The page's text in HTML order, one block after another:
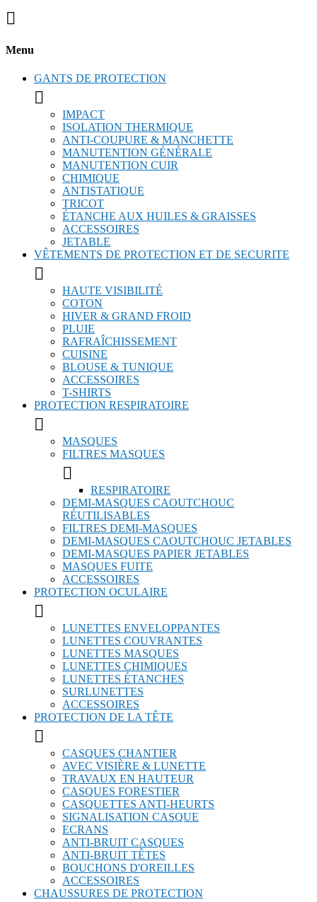

Menu
GANTS DE PROTECTION

IMPACT
ISOLATION THERMIQUE
ANTI-COUPURE & MANCHETTE
MANUTENTION GÉNÉRALE
MANUTENTION CUIR
CHIMIQUE
ANTISTATIQUE
TRICOT
ÉTANCHE AUX HUILES & GRAISSES
ACCESSOIRES
JETABLE
VÊTEMENTS DE PROTECTION ET DE SECURITE

HAUTE VISIBILITÉ
COTON
HIVER & GRAND FROID
PLUIE
RAFRAÎCHISSEMENT
CUISINE
BLOUSE & TUNIQUE
ACCESSOIRES
T-SHIRTS
PROTECTION RESPIRATOIRE

MASQUES
FILTRES MASQUES

RESPIRATOIRE
DEMI-MASQUES CAOUTCHOUC
RÉUTILISABLES
FILTRES DEMI-MASQUES
DEMI-MASQUES CAOUTCHOUC JETABLES
DEMI-MASQUES PAPIER JETABLES
MASQUES FUITE
ACCESSOIRES
PROTECTION OCULAIRE

LUNETTES ENVELOPPANTES
LUNETTES COUVRANTES
LUNETTES MASQUES
LUNETTES CHIMIQUES
LUNETTES ÉTANCHES
SURLUNETTES
ACCESSOIRES
PROTECTION DE LA TÊTE

CASQUES CHANTIER
AVEC VISIÈRE & LUNETTE
TRAVAUX EN HAUTEUR
CASQUES FORESTIER
CASQUETTES ANTI-HEURTS
SIGNALISATION CASQUE
ECRANS
ANTI-BRUIT CASQUES
ANTI-BRUIT TÊTES
BOUCHONS D'OREILLES
ACCESSOIRES
CHAUSSURES DE PROTECTION